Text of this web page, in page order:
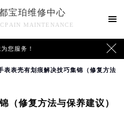
宝珀维修中心
MAINTENANCE

您服务！ 
表表壳有划痕解决技巧集锦（修复方法
（修复方法与保养建议）